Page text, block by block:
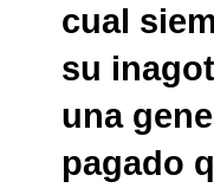
cual
su
una
pagado